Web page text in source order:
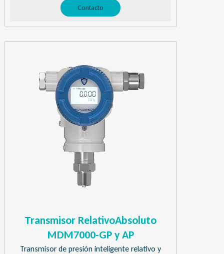
Contacto
Transmisor RelativoAbsoluto
MDM7000-GP y AP
Transmisor de presión inteligente relativo y